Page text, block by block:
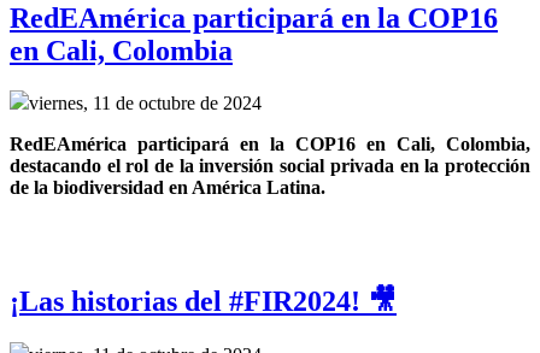
RedEAmérica participará en la COP16
en Cali, Colombia
viernes, 11 de octubre de 2024
RedEAmérica participará en la COP16 en Cali, Colombia,
destacando el rol de la inversión social privada en la protección
de la biodiversidad en América Latina.
¡Las historias del #FIR2024! 🎥